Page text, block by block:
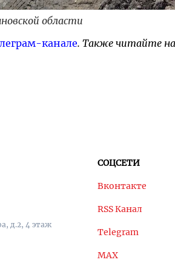
области
канале. Также читайте
д.2, 4 этаж
СОЦСЕТИ
Вконтакте
RSS Канал
Telegram
MAX